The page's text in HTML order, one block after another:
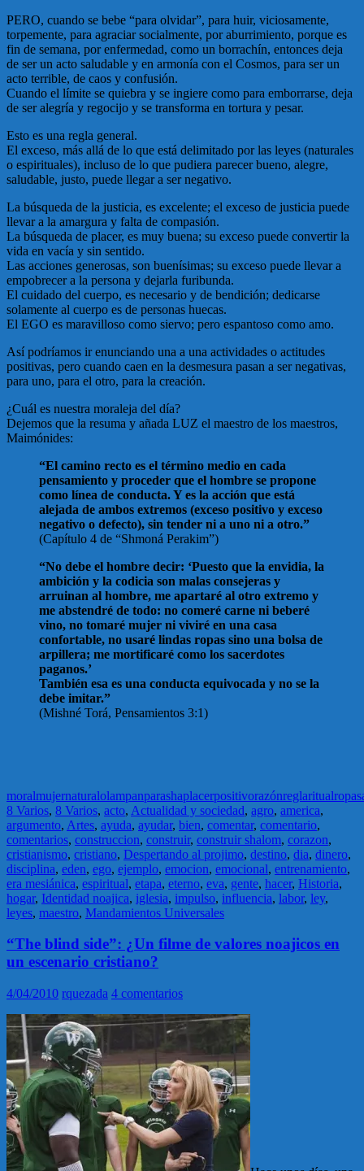
PERO, cuando se bebe “para olvidar”, para huir, viciosamente,
torpemente, para agraciar socialmente, por aburrimiento, porque es
fin de semana, por enfermedad, como un borrachín, entonces deja
de ser un acto saludable y en armonía con el Cosmos, para ser un
acto terrible, de caos y confusión.
Cuando el límite se quiebra y se ingiere como para emborrarse, deja
de ser alegría y regocijo y se transforma en tortura y pesar.
Esto es una regla general.
El exceso, más allá de lo que está delimitado por las leyes (naturales
o espirituales), incluso de lo que pudiera parecer bueno, alegre,
saludable, justo, puede llegar a ser negativo.
La búsqueda de la justicia, es excelente; el exceso de justicia puede
llevar a la amargura y falta de compasión.
La búsqueda de placer, es muy buena; su exceso puede convertir la
vida en vacía y sin sentido.
Las acciones generosas, son buenísimas; su exceso puede llevar a
empobrecer a la persona y dejarla furibunda.
El cuidado del cuerpo, es necesario y de bendición; dedicarse
solamente al cuerpo es de personas huecas.
El EGO es maravilloso como siervo; pero espantoso como amo.
Así podríamos ir enunciando una a una actividades o actitudes
positivas, pero cuando caen en la desmesura pasan a ser negativas,
para uno, para el otro, para la creación.
¿Cuál es nuestra moraleja del día?
Dejemos que la resuma y añada LUZ el maestro de los maestros,
Maimónides:
“El camino recto es el término medio en cada
pensamiento y proceder que el hombre se propone
como línea de conducta. Y es la acción que está
alejada de ambos extremos (exceso positivo y exceso
negativo o defecto), sin tender ni a uno ni a otro.”
(Capítulo 4 de “Shmoná Perakim”)
“No debe el hombre decir: ‘Puesto que la envidia, la
ambición y la codicia son malas consejeras y
arruinan al hombre, me apartaré al otro extremo y
me abstendré de todo: no comeré carne ni beberé
vino, no tomaré mujer ni viviré en una casa
confortable, no usaré lindas ropas sino una bolsa de
arpillera; me mortificaré como los sacerdotes
paganos.’
También esa es una conducta equivocada y no se la
debe imitar.”
(Mishné Torá, Pensamientos 3:1)
moralmujernaturalolampanparashaplacerpositivorazónreglaritualropa
8 Varios, 8 Varios, acto, Actualidad y sociedad, agro, america,
argumento, Artes, ayuda, ayudar, bien, comentar, comentario,
comentarios, construccion, construir, construir shalom, corazon,
cristianismo, cristiano, Despertando al projimo, destino, dia, dinero,
disciplina, eden, ego, ejemplo, emocion, emocional, entrenamiento,
era mesiánica, espiritual, etapa, eterno, eva, gente, hacer, Historia,
hogar, Identidad noajica, iglesia, impulso, influencia, labor, ley,
leyes, maestro, Mandamientos Universales
“The blind side”: ¿Un filme de valores noajicos en
un escenario cristiano?
4/04/2010 rquezada 4 comentarios